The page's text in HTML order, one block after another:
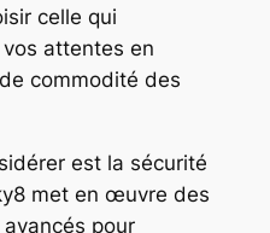
celle qui
attentes en
commodité des
est la sécurité
met en œuvre des
pour